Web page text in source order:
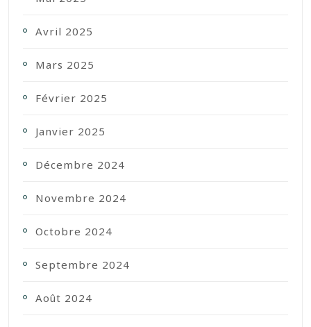
Avril 2025
Mars 2025
Février 2025
Janvier 2025
Décembre 2024
Novembre 2024
Octobre 2024
Septembre 2024
Août 2024